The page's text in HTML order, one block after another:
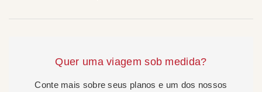
Quer uma viagem sob medida?
Conte mais sobre seus planos e um dos nossos